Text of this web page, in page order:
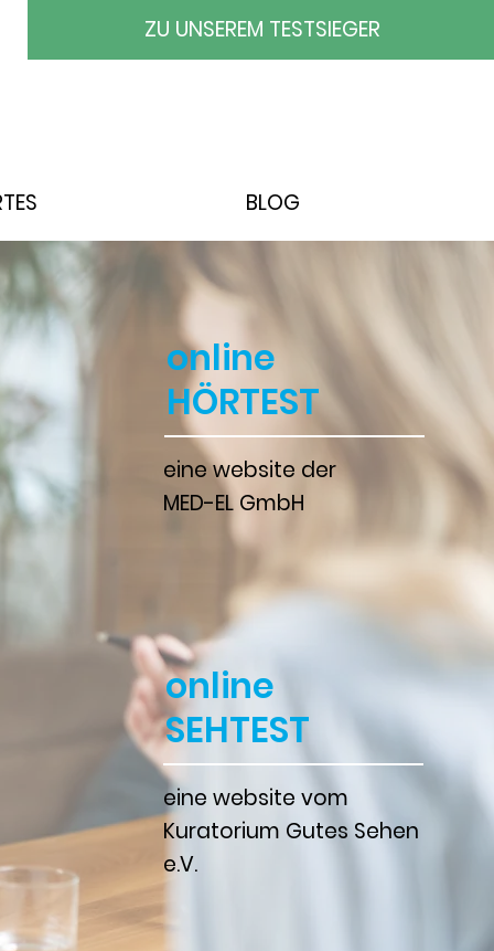
BLOG
ZU UNSEREM TESTSIEGER
online
HÖRTEST
eine website der
MED-EL GmbH
online
SEHTEST
eine website vom
Kuratorium Gutes Sehen
e.V.